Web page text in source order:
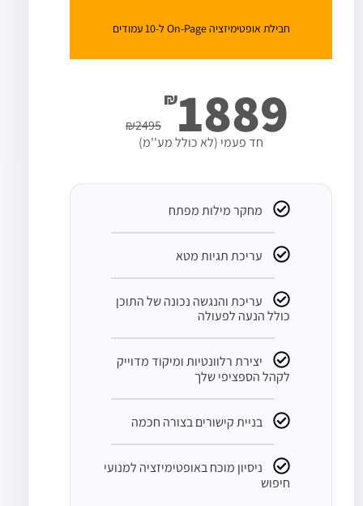
חבילת אופטימיזציה On-Page ל-10 עמודים
₪2495
₪1889
חד פעמי (לא כולל מע''מ)
מחקר מילות מפתח
עריכת תגיות מטא
עריכת והנגשה נכונה של התוכן
כולל הנעה לפעולה
יצירת רלוונטיות ומיקוד מדוייק
לקהל הספציפי שלך
בניית קישורים בצורה חכמה
ניסיון מוכח באופטימיזציה למנועי
חיפוש